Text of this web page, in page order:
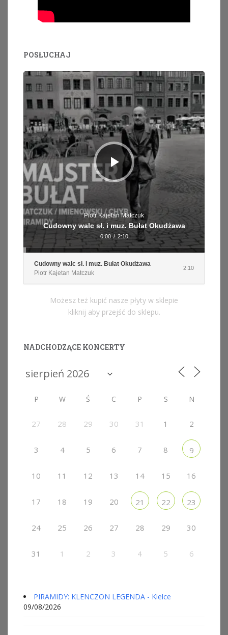
POSŁUCHAJ
Odtwarzacz
dźwiękowych
Piotr Kajetan Matczuk
Cudowny walc sł. i muz. Bułat Okudżawa
0:00 / 2:10
Cudowny walc sł. i muz. Bułat Okudżawa
Piotr Kajetan Matczuk
2:10
Możesz też kupić nasze płyty w sklepie
kliknij aby przejść do sklepu.
NADCHODZĄCE KONCERTY
P W Ś C P S N
27 28 29 30 31 1 2
3 4 5 6 7 8 9
10 11 12 13 14 15 16
17 18 19 20 21 22 23
24 25 26 27 28 29 30
31 1 2 3 4 5 6
PIRAMIDY: KLENCZON LEGENDA - Kielce
09/08/2026